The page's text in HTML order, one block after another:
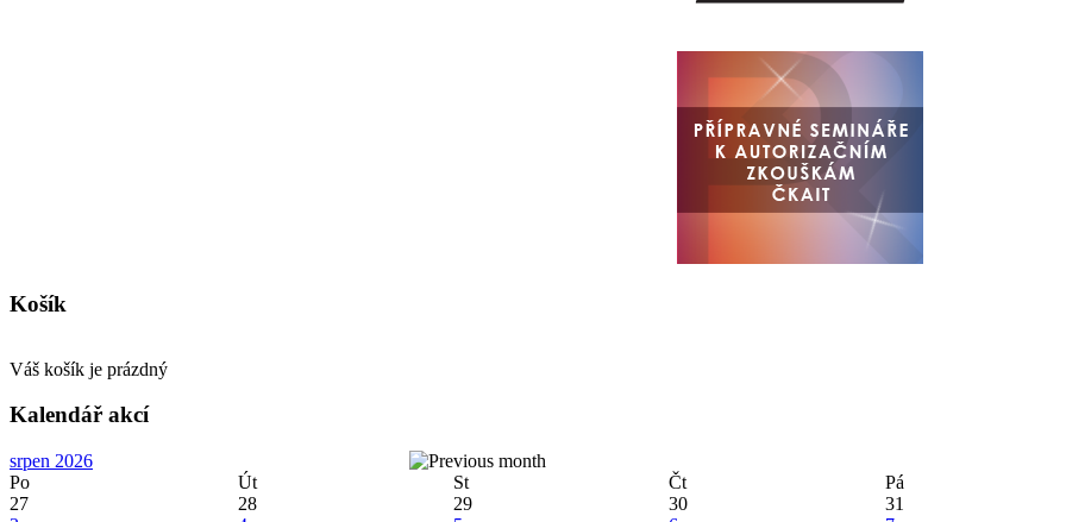
Košík
Váš košík je prázdný
Kalendář akcí
srpen 2026
Po
Út St Čt Pá
27
28 29 30 31